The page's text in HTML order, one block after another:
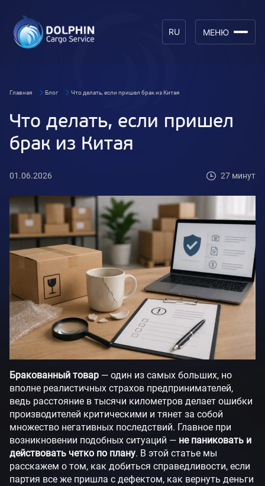
RU МЕНЮ
Главная Блог Что делать, если пришел брак из Китая
Что делать, если пришел
брак из Китая
01.06.2026 27 минут
Бракованный товар — один из самых больших, но
вполне реалистичных страхов предпринимателей,
ведь расстояние в тысячи километров делает ошибки
производителей критическими и тянет за собой
множество негативных последствий. Главное при
возникновении подобных ситуаций — не паниковать и
действовать четко по плану. В этой статье мы
расскажем о том, как добиться справедливости, если
партия все же пришла с дефектом, как вернуть деньги